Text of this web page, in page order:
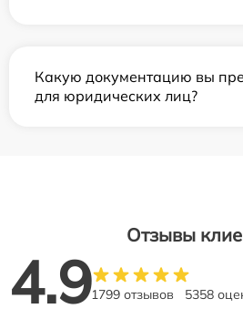
Какую документацию вы
для юридических лиц?
Отзывы
4.91799 отзывов 5358